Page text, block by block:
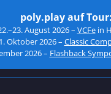
poly.play auf Tour:
August 2026 – VCFein
Oktober 2026 – Classic
2026 – Flashback